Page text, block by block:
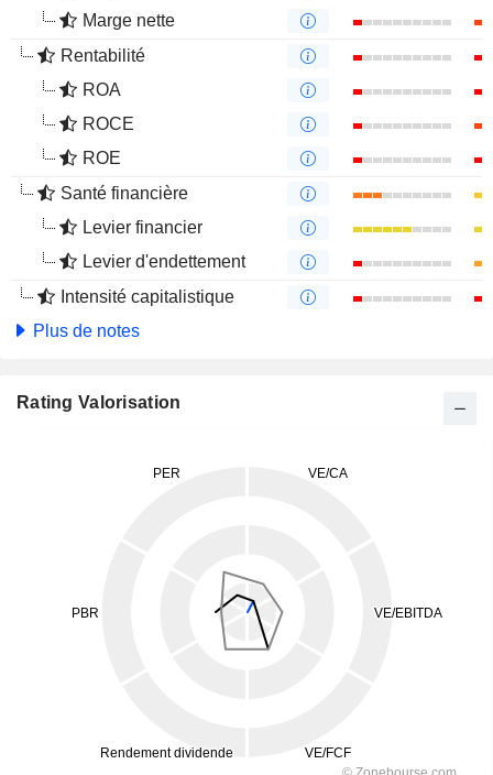
Marge nette
Rentabilité
ROA
ROCE
ROE
Santé financière
Levier financier
Levier d'endettement
Intensité capitalistique
Plus de notes
Rating Valorisation